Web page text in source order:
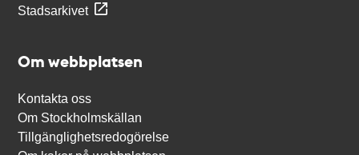
Stadsarkivet
Om webbplatsen
Kontakta oss
Om Stockholmskällan
Tillgänglighetsredogörelse